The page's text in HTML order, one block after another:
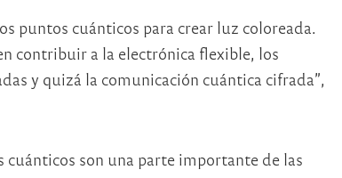
puntos cuánticos para crear luz coloreada.
contribuir a la electrónica flexible, los
y quizá la comunicación cuántica cifrada”,
cuánticos son una parte importante de las